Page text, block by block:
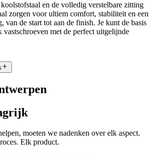
en de volledig verstelbare zitting
zorgen voor ultiem comfort, stabiliteit en een
van de start tot aan de finish. Je kunt de basis
vastschroeven met de perfect uitgelijnde
moeten we nadenken over elk aspect.
Elk product.